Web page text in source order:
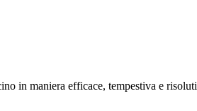
in maniera efficace, tempestiva e